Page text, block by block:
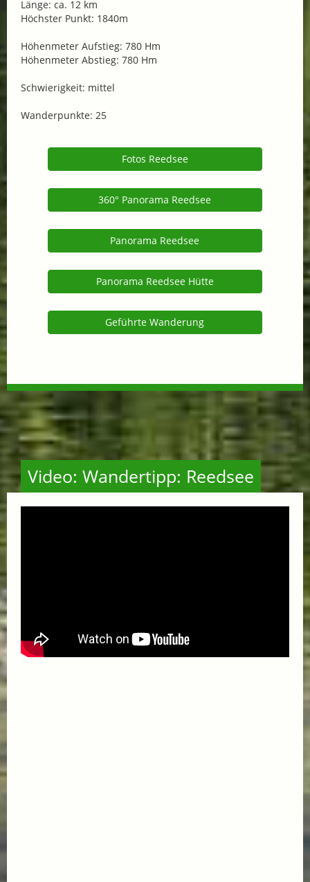
Länge: ca. 12 km
Höchster Punkt: 1840m
Höhenmeter Aufstieg: 780 Hm
Höhenmeter Abstieg: 780 Hm
Schwierigkeit: mittel
Wanderpunkte: 25
Fotos Reedsee
360° Panorama Reedsee
Panorama Reedsee
Panorama Reedsee Hütte
Geführte Wanderung
Video: Wandertipp: Reedsee